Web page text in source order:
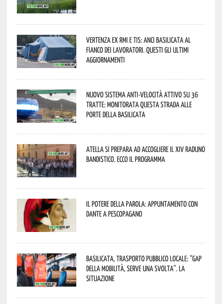
Vertenza ex RMI e TIS: ANCI Basilicata al
fianco dei lavoratori. Questi gli ultimi
aggiornamenti
Nuovo sistema anti-velocità attivo su 36
tratte: monitorata questa strada alle
porte della Basilicata
Atella si prepara ad accogliere il XIV Raduno
Bandistico. Ecco il programma
Il Potere della parola: appuntamento con
Dante a Pescopagano
Basilicata, trasporto pubblico locale: “Gap
della mobilità, serve una svolta”. La
situazione